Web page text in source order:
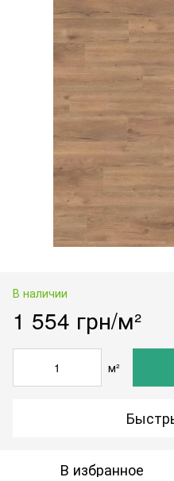
В наличии
1 554 грн/м²
м²
В избранное